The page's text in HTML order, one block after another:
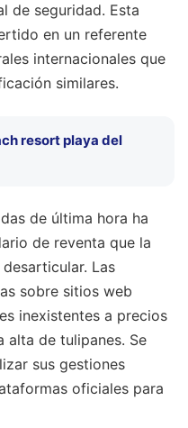
de seguridad. Esta
en un referente
internacionales que
similares.
resort playa del
de última hora ha
de reventa que la
Las
sobre sitios web
inexistentes a precios
alta de tulipanes. Se
sus gestiones
oficiales para